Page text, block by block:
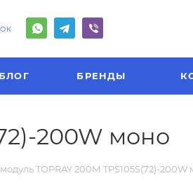
БЛОГ БРЕНДЫ
200W моно
TOPRAY 200М TPS105S(72)-200W